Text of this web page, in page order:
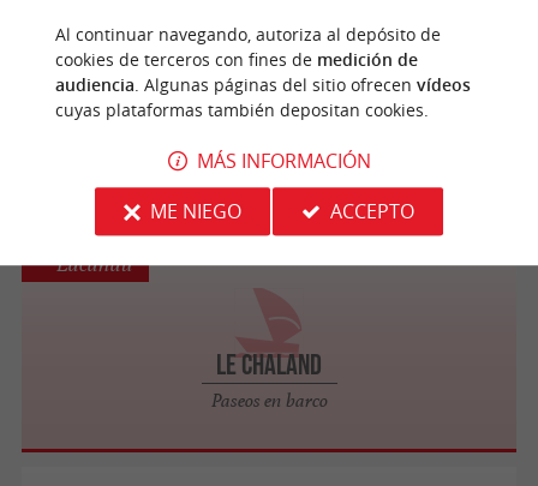
Pirate Surfing
Surf, kitesurf, escuelas de surf
Le Chaland
Paseos en barco
Lacanau
Al continuar navegando, autoriza al depósito de
cookies de terceros con fines de medición de
audiencia. Algunas páginas del sitio ofrecen vídeos
cuyas plataformas también depositan cookies.
MÁS INFORMACIÓN
ME NIEGO
ACCEPTO